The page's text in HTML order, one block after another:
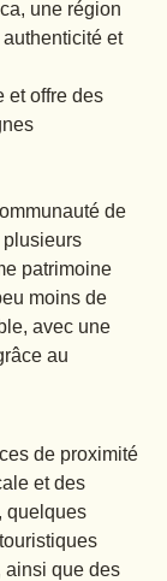
une région
et
et offre des
de
patrimoine
moins de
avec une
au
de proximité
et des
quelques
ainsi que des